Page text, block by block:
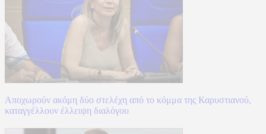
Αποχωρούν ακόμη δύο στελέχη από το κόμμα της Καρυστιανού,
καταγγέλλουν έλλειψη διαλόγου